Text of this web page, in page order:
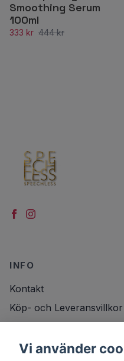
Smoothing Serum
100ml
333 kr 444 kr
INFO
Kontakt
Köp- och Leveransvillkor
DITT KONTO
Vi använder